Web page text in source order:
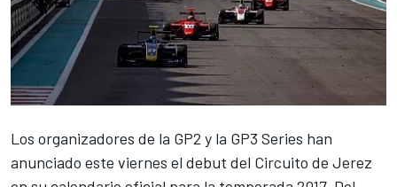
Los organizadores de la GP2 y la GP3 Series han
anunciado este viernes el debut del Circuito de Jerez